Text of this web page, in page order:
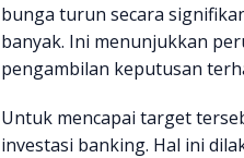
bunga turun secara
banyak. Ini menunjukkan
pengambilan keputusan
Untuk mencapai target
investasi banking. Hal ini